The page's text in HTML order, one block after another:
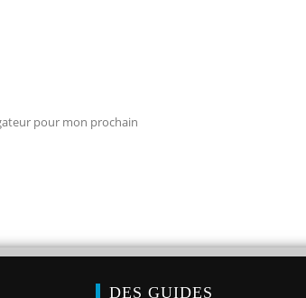
pour mon prochain
DES GUIDES